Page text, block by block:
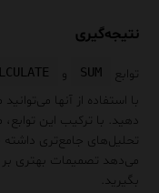
نتیجه‌گیری
توابع SUM و
با استفاده از آنها
دهید. با ترکیب این
تحلیل‌های جامع‌تری داشته
می‌دهد تصمیمات بهتری
بگیرید.